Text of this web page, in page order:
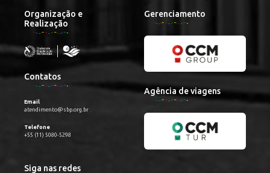
Organização e
Realização
Contatos
Email
atendimento@sbp.org.br
Telefone
+55 (11) 5080-5298
Siga nas redes
Gerenciamento
Agência de viagens